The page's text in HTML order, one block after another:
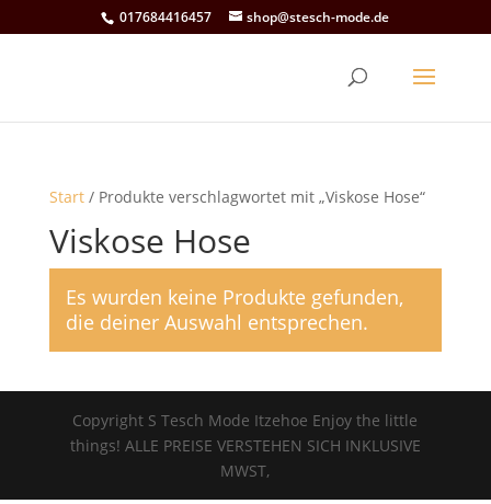
017684416457 shop@stesch-mode.de
Start/ Produkte verschlagwortet mit „Viskose Hose“
Viskose Hose
Es wurden keine Produkte gefunden,
die deiner Auswahl entsprechen.
Copyright S Tesch Mode Itzehoe Enjoy the little
things! ALLE PREISE VERSTEHEN SICH INKLUSIVE
MWST,